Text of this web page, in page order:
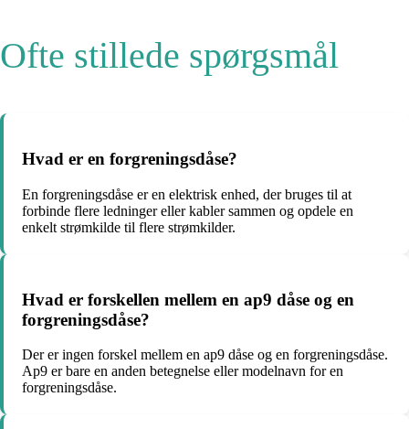
Ofte stillede spørgsmål
Hvad er en forgreningsdåse?
En forgreningsdåse er en elektrisk enhed, der bruges til at
forbinde flere ledninger eller kabler sammen og opdele en
enkelt strømkilde til flere strømkilder.
Hvad er forskellen mellem en ap9 dåse og en
forgreningsdåse?
Der er ingen forskel mellem en ap9 dåse og en forgreningsdåse.
Ap9 er bare en anden betegnelse eller modelnavn for en
forgreningsdåse.